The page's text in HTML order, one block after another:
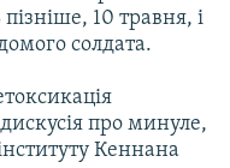
10 травня, і
солдата.
про минуле,
Кеннана